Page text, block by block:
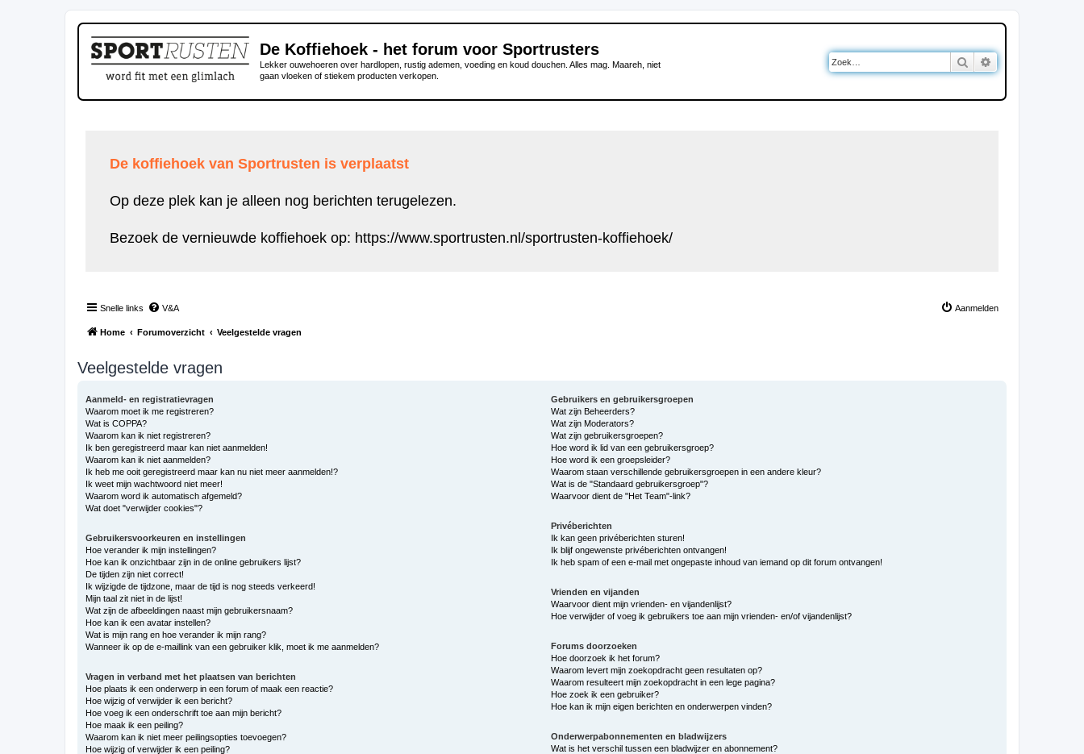
De Koffiehoek - het forum voor Sportrusters
Lekker ouwehoeren over hardlopen, rustig ademen, voeding en koud douchen. Alles mag. Maareh, niet
gaan vloeken of stiekem producten verkopen.
Zoek
De koffiehoek van Sportrusten is verplaatst
Op deze plek kan je alleen nog berichten terugelezen.
Bezoek de vernieuwde koffiehoek op: https://www.sportrusten.nl/sportrusten-koffiehoek/
Snelle links V&A Aanmelden
Home Forumoverzicht Veelgestelde vragen
Veelgestelde vragen
Aanmeld- en registratievragen
Waarom moet ik me registreren?
Wat is COPPA?
Waarom kan ik niet registreren?
Ik ben geregistreerd maar kan niet aanmelden!
Waarom kan ik niet aanmelden?
Ik heb me ooit geregistreerd maar kan nu niet meer aanmelden!?
Ik weet mijn wachtwoord niet meer!
Waarom word ik automatisch afgemeld?
Wat doet "verwijder cookies"?
Gebruikersvoorkeuren en instellingen
Hoe verander ik mijn instellingen?
Hoe kan ik onzichtbaar zijn in de online gebruikers lijst?
De tijden zijn niet correct!
Ik wijzigde de tijdzone, maar de tijd is nog steeds verkeerd!
Mijn taal zit niet in de lijst!
Wat zijn de afbeeldingen naast mijn gebruikersnaam?
Hoe kan ik een avatar instellen?
Wat is mijn rang en hoe verander ik mijn rang?
Wanneer ik op de e-maillink van een gebruiker klik, moet ik me aanmelden?
Vragen in verband met het plaatsen van berichten
Hoe plaats ik een onderwerp in een forum of maak een reactie?
Hoe wijzig of verwijder ik een bericht?
Hoe voeg ik een onderschrift toe aan mijn bericht?
Hoe maak ik een peiling?
Waarom kan ik niet meer peilingsopties toevoegen?
Hoe wijzig of verwijder ik een peiling?
Gebruikers en gebruikersgroepen
Wat zijn Beheerders?
Wat zijn Moderators?
Wat zijn gebruikersgroepen?
Hoe word ik lid van een gebruikersgroep?
Hoe word ik een groepsleider?
Waarom staan verschillende gebruikersgroepen in een andere kleur?
Wat is de "Standaard gebruikersgroep"?
Waarvoor dient de "Het Team"-link?
Privéberichten
Ik kan geen privéberichten sturen!
Ik blijf ongewenste privéberichten ontvangen!
Ik heb spam of een e-mail met ongepaste inhoud van iemand op dit forum ontvangen!
Vrienden en vijanden
Waarvoor dient mijn vrienden- en vijandenlijst?
Hoe verwijder of voeg ik gebruikers toe aan mijn vrienden- en/of vijandenlijst?
Forums doorzoeken
Hoe doorzoek ik het forum?
Waarom levert mijn zoekopdracht geen resultaten op?
Waarom resulteert mijn zoekopdracht in een lege pagina?
Hoe zoek ik een gebruiker?
Hoe kan ik mijn eigen berichten en onderwerpen vinden?
Onderwerpabonnementen en bladwijzers
Wat is het verschil tussen een bladwijzer en abonnement?